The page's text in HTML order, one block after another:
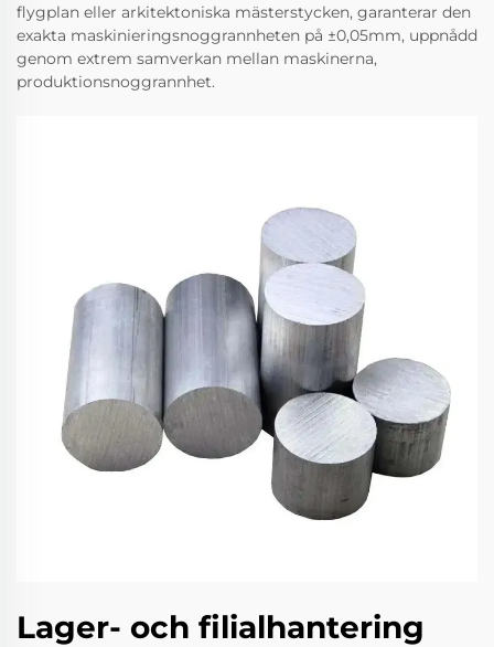
flygplan eller arkitektoniska mästerstycken, garanterar den
exakta maskinieringsnoggrannheten på ±0,05mm, uppnådd
genom extrem samverkan mellan maskinerna,
produktionsnoggrannhet.
Lager- och filialhantering